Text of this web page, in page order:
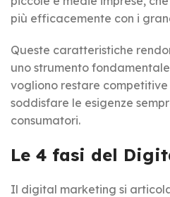
più efficacemente con i
Queste caratteristiche
uno strumento
vogliono restare competitive
soddisfare le esigenze
consumatori.
Le 4 fasi del
Il digital marketing si